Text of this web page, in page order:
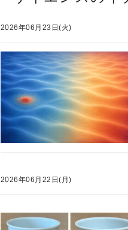
2026年06月23日(火)
2026年06月22日(月)